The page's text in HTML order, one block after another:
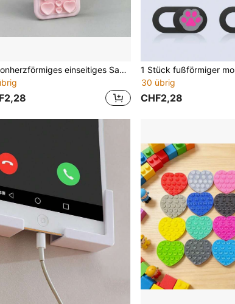
Silikonherzförmiges einseitiges Saugnapf-Handyhülle, multifunktionale quadratische einseitige Silikonhaftnapf, Saugnapf für Powerbank
30 übrig
CHF2,28